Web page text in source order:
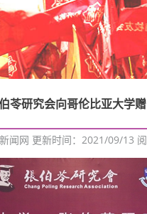
苓研究会向哥伦比亚大学
闻网 更新时间：2021/09/13 阅